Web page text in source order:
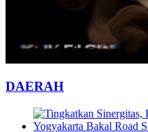
DAERAH